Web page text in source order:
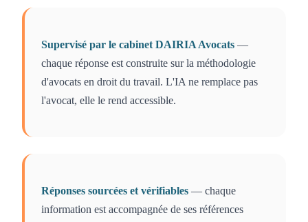
Supervisé par le cabinet DAIRIA Avocats —
chaque réponse est construite sur la méthodologie
d'avocats en droit du travail. L'IA ne remplace pas
l'avocat, elle le rend accessible.
Réponses sourcées et vérifiables — chaque
information est accompagnée de ses références